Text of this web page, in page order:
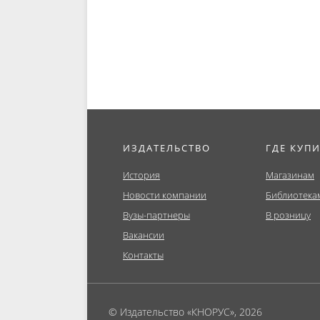
ИЗДАТЕЛЬСТВО
История
Новости компании
Вузы-партнеры
Вакансии
Контакты
ГДЕ
Магазинам
В розницу
© Издательство «КНОРУС», 2026